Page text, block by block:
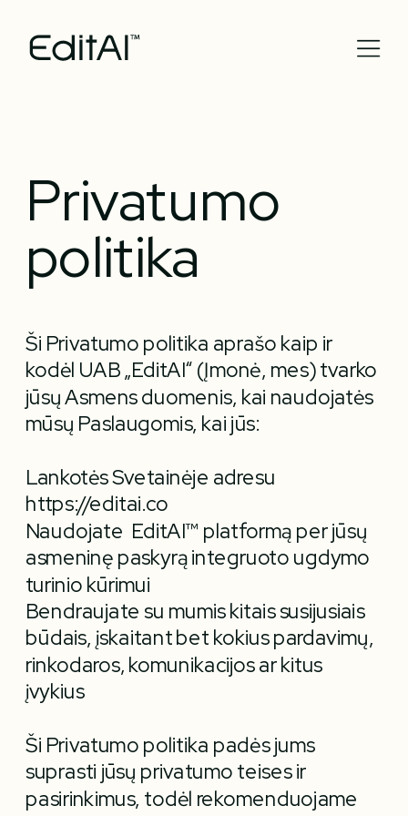
Privatumo
politika
Ši Privatumo politika aprašo kaip ir
kodėl UAB „EditAI“ (Įmonė, mes) tvarko
jūsų Asmens duomenis, kai naudojatės
mūsų Paslaugomis, kai jūs:
Lankotės Svetainėje adresu
https://editai.co
Naudojate  EditAI™ platformą per jūsų
asmeninę paskyrą integruoto ugdymo
turinio kūrimui
Bendraujate su mumis kitais susijusiais
būdais, įskaitant bet kokius pardavimų,
rinkodaros, komunikacijos ar kitus
įvykius
Ši Privatumo politika padės jums
suprasti jūsų privatumo teises ir
pasirinkimus, todėl rekomenduojame